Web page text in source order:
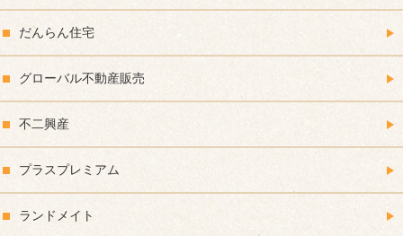
だんらん住宅
グローバル不動産販売
不二興産
プラスプレミアム
ランドメイト